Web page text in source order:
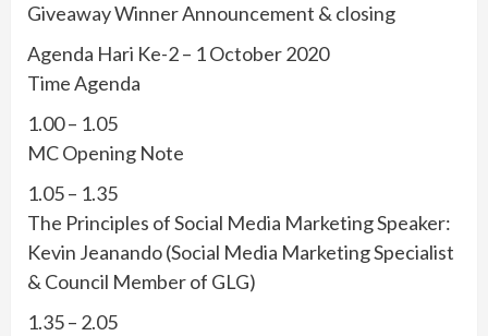
Giveaway Winner Announcement & closing
Agenda Hari Ke-2 – 1 October 2020
Time Agenda
1.00 – 1.05
MC Opening Note
1.05 – 1.35
The Principles of Social Media Marketing Speaker:
Kevin Jeanando (Social Media Marketing Specialist
& Council Member of GLG)
1.35 – 2.05